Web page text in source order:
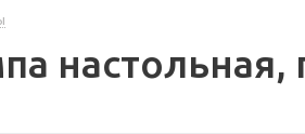
настольная,